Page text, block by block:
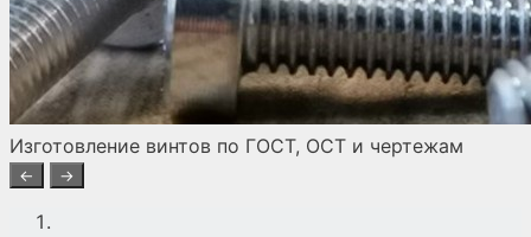
Изготовление винтов по ГОСТ, ОСТ и чертежам
← →